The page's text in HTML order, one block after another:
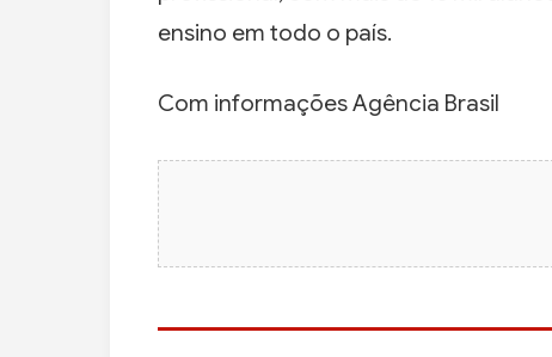
ensino em todo o país.
Com informações Agência Brasil